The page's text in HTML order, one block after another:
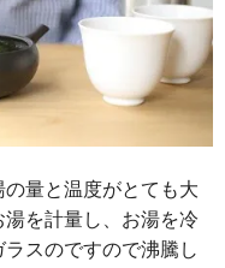
量と温度がとても大
を計量し、お湯を冷
スのですので沸騰し